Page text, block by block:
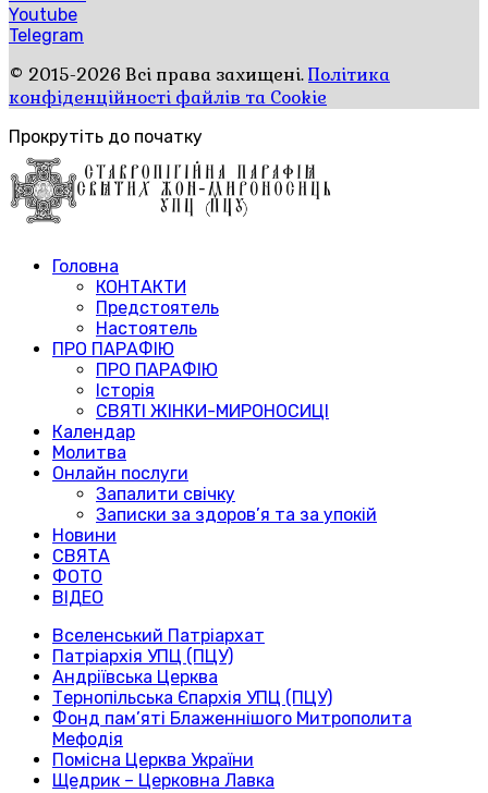
Youtube
Telegram
© 2015-2026 Всі права захищені.Політика
конфіденційності файлів та Cookie
Прокрутіть до початку
Головна
КОНТАКТИ
Предстоятель
Настоятель
ПРО ПАРАФІЮ
ПРО ПАРАФІЮ
Історія
СВЯТІ ЖІНКИ-МИРОНОСИЦІ
Календар
Молитва
Онлайн послуги
Запалити свічку
Записки за здоров’я та за упокій
Новини
СВЯТА
ФОТО
ВІДЕО
Вселенський Патріархат
Патріархія УПЦ (ПЦУ)
Андріївська Церква
Тернопільська Єпархія УПЦ (ПЦУ)
Фонд пам’яті Блаженнішого Митрополита
Мефодія
Помісна Церква України
Щедрик – Церковна Лавка